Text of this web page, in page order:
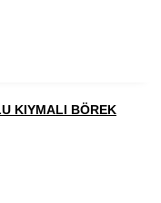
KIYMALI BÖREK